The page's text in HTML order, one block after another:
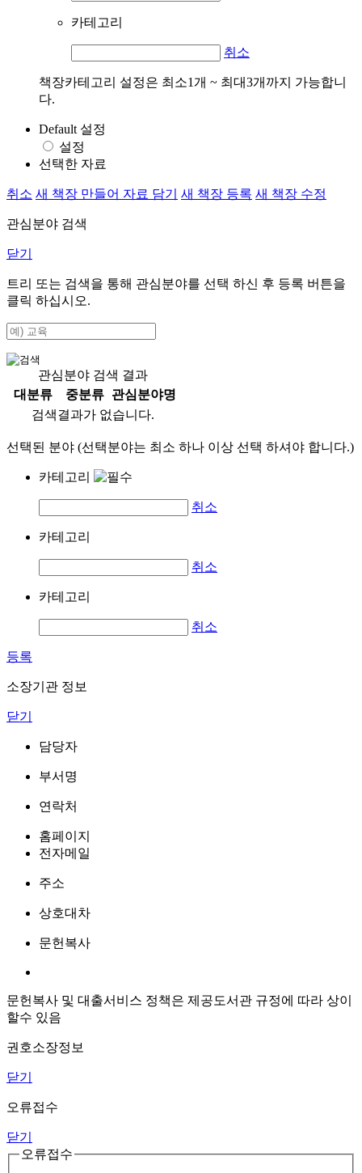
카테고리
취소
책장카테고리 설정은 최소1개 ~ 최대3개까지 가능합니
다.
Default 설정
설정
선택한 자료
취소 새 책장 만들어 자료 담기 새 책장 등록 새 책장 수정
관심분야 검색
닫기
트리 또는 검색을 통해 관심분야를 선택 하신 후 등록 버튼을
클릭 하십시오.
관심분야 검색 결과
대분류
중분류
관심분야명
검색결과가 없습니다.
선택된 분야 (선택분야는 최소 하나 이상 선택 하셔야 합니다.)
카테고리
취소
카테고리
취소
카테고리
취소
등록
소장기관 정보
닫기
담당자
부서명
연락처
홈페이지
전자메일
주소
상호대차
문헌복사
문헌복사 및 대출서비스 정책은 제공도서관 규정에 따라 상이
할수 있음
권호소장정보
닫기
오류접수
닫기
오류접수